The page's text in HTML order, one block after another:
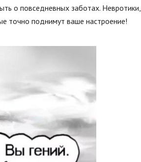
о повседневных заботах. Невротики,
точно поднимут ваше настроение!